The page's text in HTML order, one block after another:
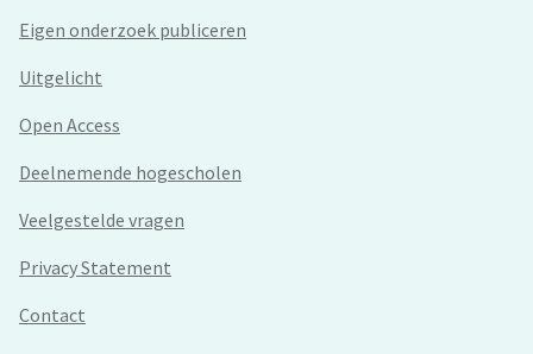
Eigen onderzoek publiceren
Uitgelicht
Open Access
Deelnemende hogescholen
Veelgestelde vragen
Privacy Statement
Contact